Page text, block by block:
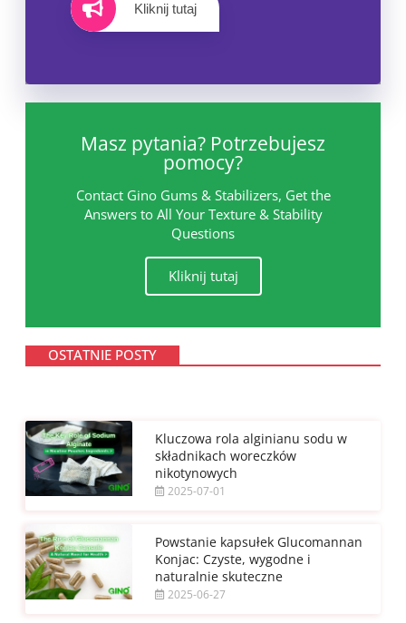
Kliknij tutaj
Masz pytania? Potrzebujesz
pomocy?
Contact Gino Gums & Stabilizers, Get the
Answers to All Your Texture & Stability
Questions
Kliknij tutaj
OSTATNIE POSTY
Kluczowa rola alginianu sodu w
składnikach woreczków
nikotynowych
2025-07-01
Powstanie kapsułek Glucomannan
Konjac: Czyste, wygodne i
naturalnie skuteczne
2025-06-27